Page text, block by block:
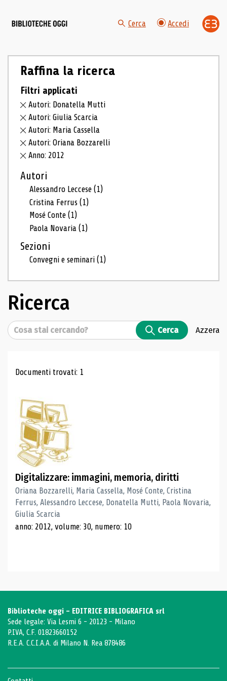
Cerca Accedi
Raffina la ricerca
Filtri applicati
Autori: Donatella Mutti
Autori: Giulia Scarcia
Autori: Maria Cassella
Autori: Oriana Bozzarelli
Anno: 2012
Autori
Alessandro Leccese(1)
Cristina Ferrus(1)
Mosé Conte(1)
Paola Novaria(1)
Sezioni
Convegni e seminari(1)
Ricerca
Cerca Cerca Azzera
Risultati di ricerca
Documenti trovati: 1
Digitalizzare: immagini, memoria, diritti
Oriana Bozzarelli, Maria Cassella, Mosé Conte, Cristina
Ferrus, Alessandro Leccese, Donatella Mutti, Paola Novaria,
Giulia Scarcia
anno: 2012, volume: 30, numero: 10
Biblioteche oggi - EDITRICE BIBLIOGRAFICA srl
Sede legale: Via Lesmi 6 - 20123 - Milano
P.IVA, C.F. 01823660152
R.E.A. C.C.I.A.A. di Milano N. Rea 878486